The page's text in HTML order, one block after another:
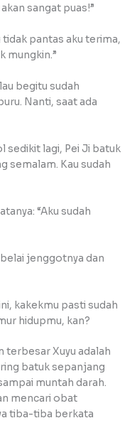
sangat puas!”
tidak pantas aku terima,
mungkin.”
begitu sudah
Nanti, saat ada
sedikit lagi, Pei Ji batuk
semalam. Kau sudah
“Aku sudah
jenggotnya dan
kakekmu pasti sudah
hidupmu, kan?
terbesar Xuyu adalah
batuk sepanjang
muntah darah.
mencari obat
tiba-tiba berkata